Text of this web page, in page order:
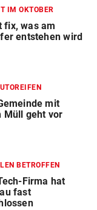
IM OKTOBER
fix, was am
entstehen wird
mit
Müll geht vor
BETROFFEN
Firma hat
fast